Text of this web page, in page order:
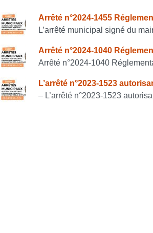
Consulter également
Arrêté n°2024-1455
L’arrêté municipal signé du
Arrêté n°2024-1040
Arrêté n°2024-1040
L’arrêté n°2023-1523
– L’arrêté n°2023-1523